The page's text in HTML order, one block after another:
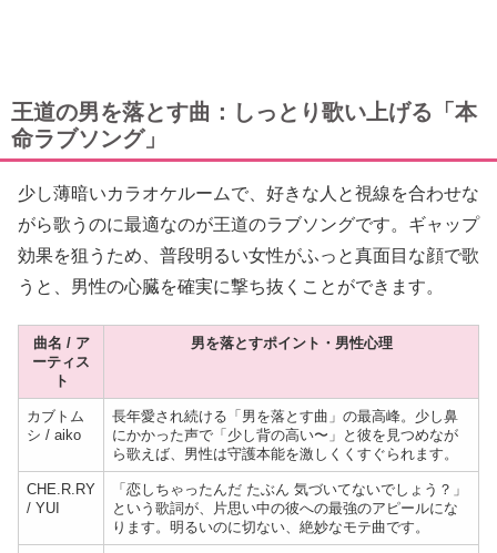
王道の男を落とす曲：しっとり歌い上げる「本
命ラブソング」
少し薄暗いカラオケルームで、好きな人と視線を合わせな
がら歌うのに最適なのが王道のラブソングです。ギャップ
効果を狙うため、普段明るい女性がふっと真面目な顔で歌
うと、男性の心臓を確実に撃ち抜くことができます。
曲名 / ア
ーティス
ト
男を落とすポイント・男性心理
カブトム
シ / aiko
長年愛され続ける「男を落とす曲」の最高峰。少し鼻
にかかった声で「少し背の高い〜」と彼を見つめなが
ら歌えば、男性は守護本能を激しくくすぐられます。
CHE.R.RY
/ YUI
「恋しちゃったんだ たぶん 気づいてないでしょう？」
という歌詞が、片思い中の彼への最強のアピールにな
ります。明るいのに切ない、絶妙なモテ曲です。